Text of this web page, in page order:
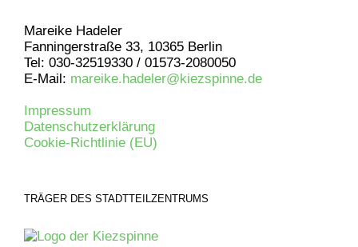
Mareike Hadeler
Fanningerstraße 33, 10365 Berlin
Tel: 030-32519330 / 01573-2080050
E-Mail: mareike.hadeler@kiezspinne.de
Impressum
Datenschutzerklärung
Cookie-Richtlinie (EU)
TRÄGER DES STADTTEILZENTRUMS